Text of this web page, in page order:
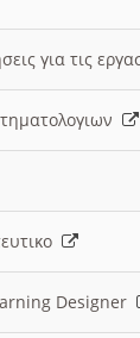
για τις
Designer